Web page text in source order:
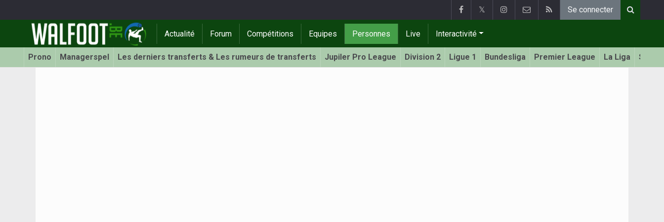
𝕏 Se connecter
Actualité Forum Compétitions Equipes Personnes Live Interactivité
Prono Managerspel Les derniers transferts & Les rumeurs de transferts Jupiler Pro League Division 2 Ligue 1 Bundesliga Premier League La Liga Serie